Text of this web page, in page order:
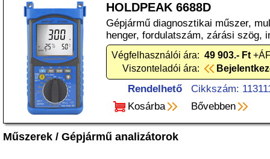
HOLDPEAK 6688D
Gépjármű diagnosztikai műszer,
henger, fordulatszám, zárási szög,
Végfelhasználói ára: 49 903.- Ft
Viszonteladói ára:
Rendelhető
Cikkszám:
Kosárba
Bővebben
Műszerek / Gépjármű analizátorok